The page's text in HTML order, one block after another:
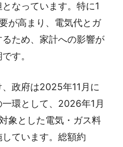
なっています。特に1
が高まり、電気代とガ
ため、家計への影響が
す。
政府は2025年11月に
環として、2026年1月
象とした電気・ガス料
ています。総額約